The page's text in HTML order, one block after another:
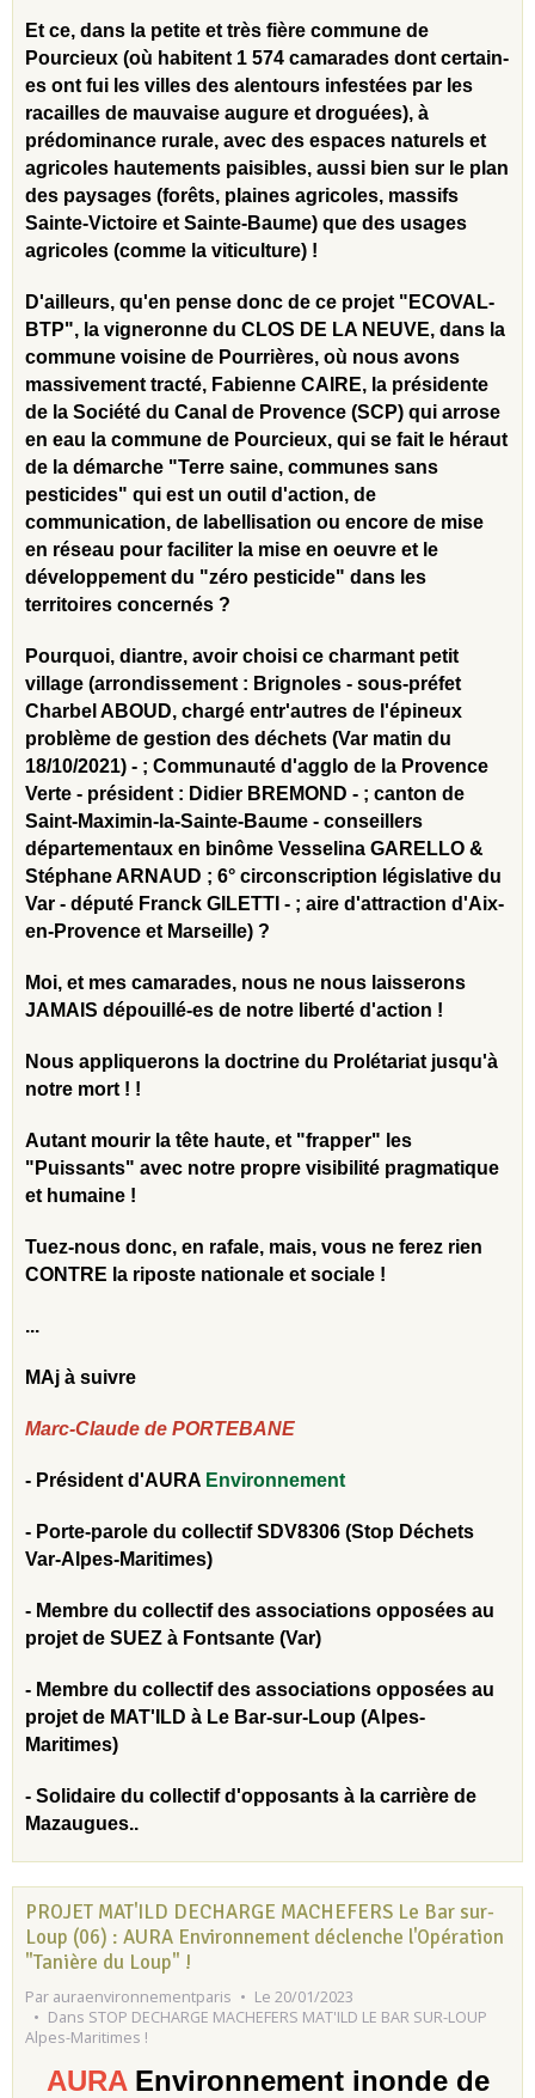
Et ce, dans la petite et très fière commune de
Pourcieux (où habitent 1 574 camarades dont certain-
es ont fui les villes des alentours infestées par les
racailles de mauvaise augure et droguées), à
prédominance rurale, avec des espaces naturels et
agricoles hautements paisibles, aussi bien sur le plan
des paysages (forêts, plaines agricoles, massifs
Sainte-Victoire et Sainte-Baume) que des usages
agricoles (comme la viticulture) !
D'ailleurs, qu'en pense donc de ce projet "ECOVAL-
BTP", la vigneronne du CLOS DE LA NEUVE, dans la
commune voisine de Pourrières, où nous avons
massivement tracté, Fabienne CAIRE, la présidente
de la Société du Canal de Provence (SCP) qui arrose
en eau la commune de Pourcieux, qui se fait le héraut
de la démarche "Terre saine, communes sans
pesticides" qui est un outil d'action, de
communication, de labellisation ou encore de mise
en réseau pour faciliter la mise en oeuvre et le
développement du "zéro pesticide" dans les
territoires concernés ?
Pourquoi, diantre, avoir choisi ce charmant petit
village (arrondissement : Brignoles - sous-préfet
Charbel ABOUD, chargé entr'autres de l'épineux
problème de gestion des déchets (Var matin du
18/10/2021) - ; Communauté d'agglo de la Provence
Verte - président : Didier BREMOND - ; canton de
Saint-Maximin-la-Sainte-Baume - conseillers
départementaux en binôme Vesselina GARELLO &
Stéphane ARNAUD ; 6° circonscription législative du
Var - député Franck GILETTI - ; aire d'attraction d'Aix-
en-Provence et Marseille) ?
Moi, et mes camarades, nous ne nous laisserons
JAMAIS dépouillé-es de notre liberté d'action !
Nous appliquerons la doctrine du Prolétariat jusqu'à
notre mort ! !
Autant mourir la tête haute, et "frapper" les
"Puissants" avec notre propre visibilité pragmatique
et humaine !
Tuez-nous donc, en rafale, mais, vous ne ferez rien
CONTRE la riposte nationale et sociale !
...
MAj à suivre
Marc-Claude de PORTEBANE
- Président d'AURA Environnement
- Porte-parole du collectif SDV8306 (Stop Déchets
Var-Alpes-Maritimes)
- Membre du collectif des associations opposées au
projet de SUEZ à Fontsante (Var)
- Membre du collectif des associations opposées au
projet de MAT'ILD à Le Bar-sur-Loup (Alpes-
Maritimes)
- Solidaire du collectif d'opposants à la carrière de
Mazaugues..
PROJET MAT'ILD DECHARGE MACHEFERS Le Bar sur-
Loup (06) : AURA Environnement déclenche l'Opération
"Tanière du Loup" !
Par auraenvironnementparis
Le 20/01/2023
Dans STOP DECHARGE MACHEFERS MAT'ILD LE BAR SUR-LOUP
Alpes-Maritimes !
AURAEnvironnement inonde de